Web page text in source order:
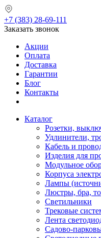
+7 (383) 28-69-111
Заказать звонок
Акции
Оплата
Доставка
Гарантии
Блог
Контакты
Каталог
Розетки,
Удлинители,
Кабель и
Изделия для
Модульное
Корпуса
Лампы
Люстры, бра,
Светильники
Трековые
Лента
Садово-